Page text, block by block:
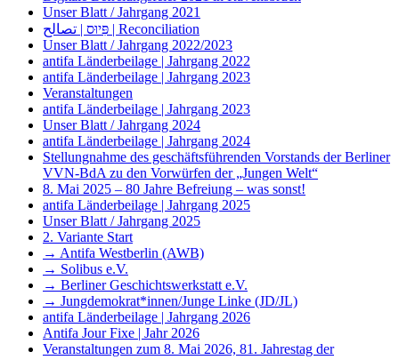
Unser Blatt / Jahrgang 2021
פִּיוּס | تصالح | Reconciliation
Unser Blatt / Jahrgang 2022/2023
antifa Länderbeilage | Jahrgang 2022
antifa Länderbeilage | Jahrgang 2023
Veranstaltungen
antifa Länderbeilage | Jahrgang 2023
Unser Blatt / Jahrgang 2024
antifa Länderbeilage | Jahrgang 2024
Stellungnahme des geschäftsführenden Vorstands der Berliner
VVN-BdA zu den Vorwürfen der „Jungen Welt“
8. Mai 2025 – 80 Jahre Befreiung – was sonst!
antifa Länderbeilage | Jahrgang 2025
Unser Blatt / Jahrgang 2025
2. Variante Start
→ Antifa Westberlin (AWB)
→ Solibus e.V.
→ Berliner Geschichtswerkstatt e.V.
→ Jungdemokrat*innen/Junge Linke (JD/JL)
antifa Länderbeilage | Jahrgang 2026
Antifa Jour Fixe | Jahr 2026
Veranstaltungen zum 8. Mai 2026, 81. Jahrestag der